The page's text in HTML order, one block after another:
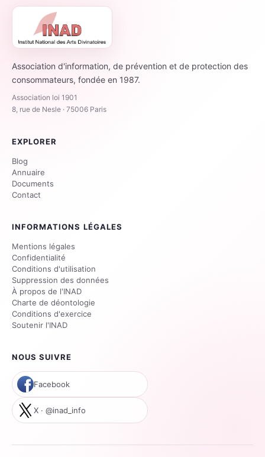
Association d'information, de prévention et de protection des
consommateurs, fondée en 1987.
Association loi 1901
8, rue de Nesle · 75006 Paris
EXPLORER
Blog
Annuaire
Documents
Contact
INFORMATIONS LÉGALES
Mentions légales
Confidentialité
Conditions d'utilisation
Suppression des données
À propos de l'INAD
Charte de déontologie
Conditions d'exercice
Soutenir l'INAD
NOUS SUIVRE
Facebook
X · @inad_info